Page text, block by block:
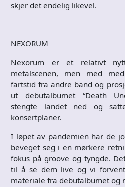
skjer det endelig likevel.
NEXORUM
Nexorum er et relativt
metalscenen, men med
fartstid fra andre band og
ut debutalbumet “Death
stengte landet ned og
konsertplaner.
I løpet av pandemien har de
beveget seg i en mørkere
fokus på groove og tyngde.
til å se dem live og vi
materiale fra debutalbumet og